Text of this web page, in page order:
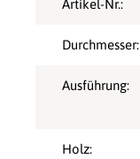
Artikel-Nr.:
Durchmesser:
Ausführung:
Holz: